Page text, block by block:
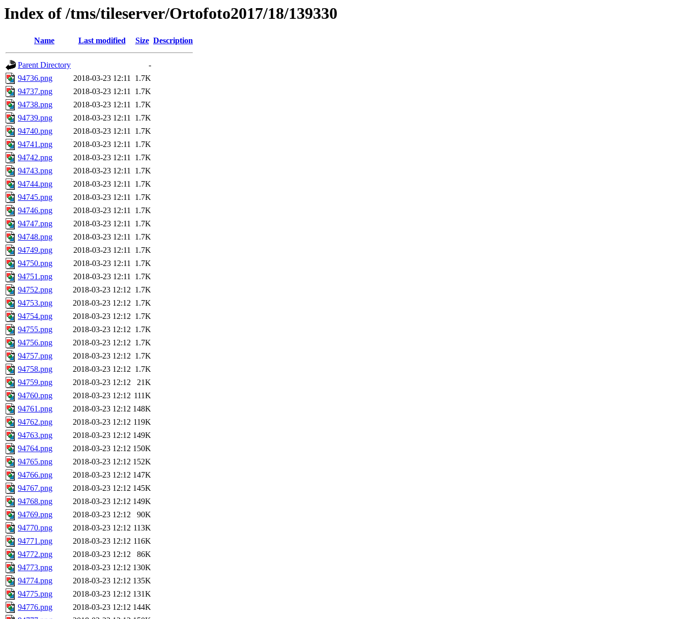
Index of /tms/tileserver/Ortofoto2017/18/139330
Name Last modified Size Description
Parent Directory
-
94736.png
2018-03-23 12:11 1.7K
94737.png
2018-03-23 12:11 1.7K
94738.png
2018-03-23 12:11 1.7K
94739.png
2018-03-23 12:11 1.7K
94740.png
2018-03-23 12:11 1.7K
94741.png
2018-03-23 12:11 1.7K
94742.png
2018-03-23 12:11 1.7K
94743.png
2018-03-23 12:11 1.7K
94744.png
2018-03-23 12:11 1.7K
94745.png
2018-03-23 12:11 1.7K
94746.png
2018-03-23 12:11 1.7K
94747.png
2018-03-23 12:11 1.7K
94748.png
2018-03-23 12:11 1.7K
94749.png
2018-03-23 12:11 1.7K
94750.png
2018-03-23 12:11 1.7K
94751.png
2018-03-23 12:11 1.7K
94752.png
2018-03-23 12:12 1.7K
94753.png
2018-03-23 12:12 1.7K
94754.png
2018-03-23 12:12 1.7K
94755.png
2018-03-23 12:12 1.7K
94756.png
2018-03-23 12:12 1.7K
94757.png
2018-03-23 12:12 1.7K
94758.png
2018-03-23 12:12 1.7K
94759.png
2018-03-23 12:12
21K
94760.png
2018-03-23 12:12 111K
94761.png
2018-03-23 12:12 148K
94762.png
2018-03-23 12:12 119K
94763.png
2018-03-23 12:12 149K
94764.png
2018-03-23 12:12 150K
94765.png
2018-03-23 12:12 152K
94766.png
2018-03-23 12:12 147K
94767.png
2018-03-23 12:12 145K
94768.png
2018-03-23 12:12 149K
94769.png
2018-03-23 12:12
90K
94770.png
2018-03-23 12:12 113K
94771.png
2018-03-23 12:12 116K
94772.png
2018-03-23 12:12
86K
94773.png
2018-03-23 12:12 130K
94774.png
2018-03-23 12:12 135K
94775.png
2018-03-23 12:12 131K
94776.png
2018-03-23 12:12 144K